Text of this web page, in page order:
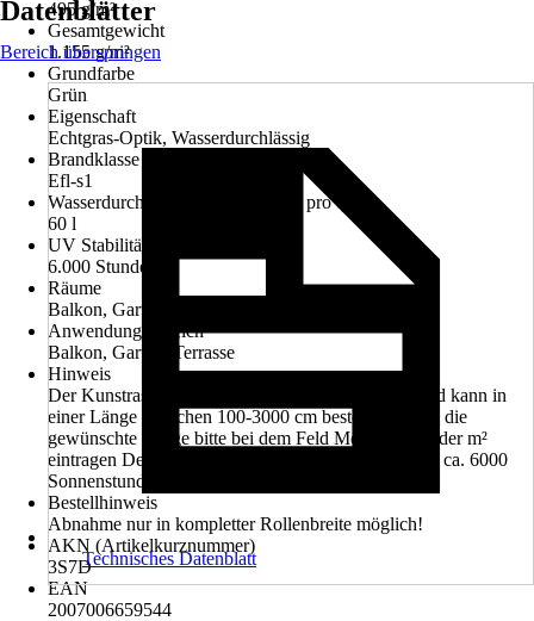
495 g/m²
Gesamtgewicht
1.155 g/m²
Grundfarbe
Grün
Eigenschaft
Echtgras-Optik, Wasserdurchlässig
Brandklasse
Efl-s1
Wasserdurchlässigkeit pro Minute pro qm
60 l
UV Stabilität
6.000 Stunden
Räume
Balkon, Garten, Terrasse
Anwendungsbereich
Balkon, Garten, Terrasse
Hinweis
Der Kunstrasen hat eine feste Breite von 200 cm und kann in
einer Länge zwischen 100-3000 cm bestellt werden, die
gewünschte Länge bitte bei dem Feld Menge in m oder m²
eintragen Der Kunstrasen hat eine Lichtechtheit von ca. 6000
Sonnenstunden. Eine Sandfüllung wird empfohlen.
Bestellhinweis
Abnahme nur in kompletter Rollenbreite möglich!
AKN (Artikelkurznummer)
3S7D
EAN
2007006659544
Datenblätter
Bereich überspringen
Technisches Datenblatt